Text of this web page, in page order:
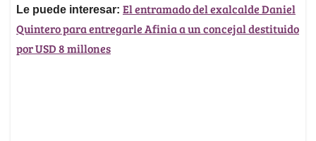
Le puede interesar: El entramado del exalcalde Daniel
Quintero para entregarle Afinia a un concejal destituido
por USD 8 millones